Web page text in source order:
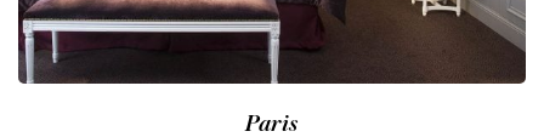
Paris